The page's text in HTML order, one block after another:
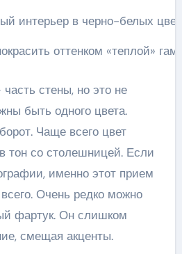
оттенком «теплой»
стены, но это не
быть одного цвета.
Чаще всего цвет
тон со столешницей. Если
именно этот прием
Очень редко можно
фартук. Он слишком
смещая акценты.